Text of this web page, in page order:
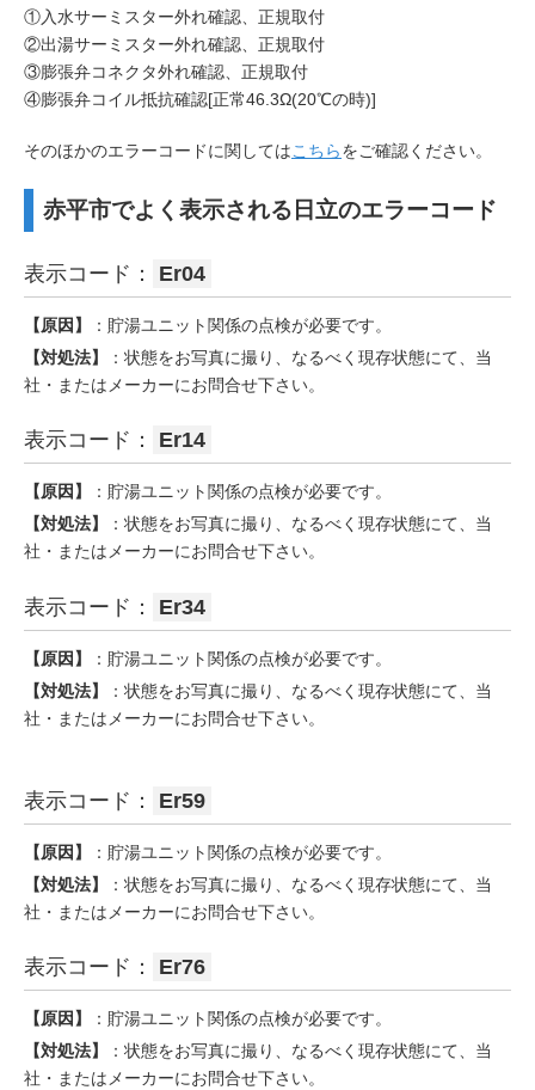
①入水サーミスター外れ確認、正規取付
②出湯サーミスター外れ確認、正規取付
③膨張弁コネクタ外れ確認、正規取付
④膨張弁コイル抵抗確認[正常46.3Ω(20℃の時)]
そのほかのエラーコードに関してはこちらをご確認ください。
赤平市でよく表示される日立のエラーコード
表示コード： Er04
【原因】
：貯湯ユニット関係の点検が必要です。
【対処法】
：状態をお写真に撮り、なるべく現存状態にて、当
社・またはメーカーにお問合せ下さい。
表示コード： Er14
【原因】
：貯湯ユニット関係の点検が必要です。
【対処法】
：状態をお写真に撮り、なるべく現存状態にて、当
社・またはメーカーにお問合せ下さい。
表示コード： Er34
【原因】
：貯湯ユニット関係の点検が必要です。
【対処法】
：状態をお写真に撮り、なるべく現存状態にて、当
社・またはメーカーにお問合せ下さい。
表示コード： Er59
【原因】
：貯湯ユニット関係の点検が必要です。
【対処法】
：状態をお写真に撮り、なるべく現存状態にて、当
社・またはメーカーにお問合せ下さい。
表示コード： Er76
【原因】
：貯湯ユニット関係の点検が必要です。
【対処法】
：状態をお写真に撮り、なるべく現存状態にて、当
社・またはメーカーにお問合せ下さい。